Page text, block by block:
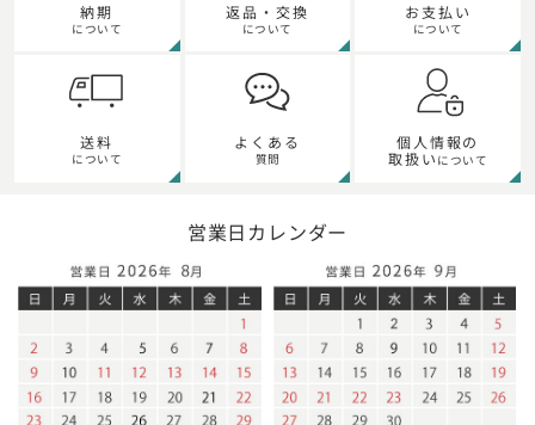
納期
について
返品・交換
について
お支払い
について
送料
について
よくある
質問
個人情報の
取扱い について
営業日カレンダー